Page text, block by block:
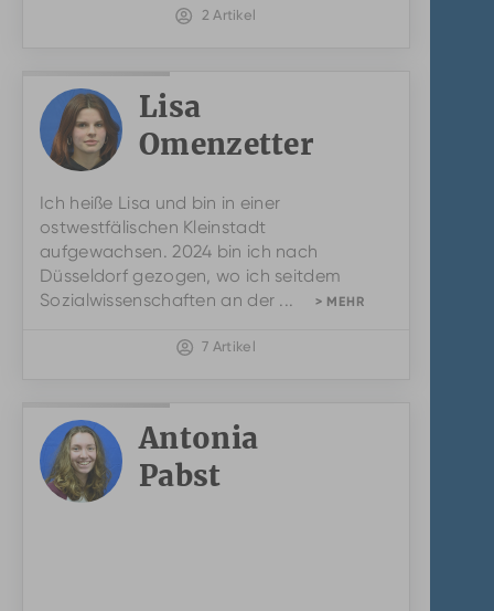
2 Artikel
Lisa
Omenzetter
Ich heiße Lisa und bin in einer
ostwestfälischen Kleinstadt
aufgewachsen. 2024 bin ich nach
Düsseldorf gezogen, wo ich seitdem
Sozialwissenschaften an der ...
> MEHR
7 Artikel
Antonia
Pabst